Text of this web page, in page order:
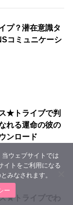
プ？潜在意識タ
コミュニケーシ
★トライブで判
れる運命の彼の
ンロード
★トライブでわ
ウェブサイトでは
イトをご利用になる
みなされます。
ー